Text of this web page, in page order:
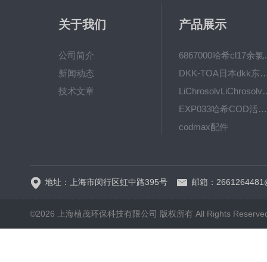
关于我们
公司简介
新闻动态
技术文章
产品展示
6867000
DKK-TOA日本dkk东亚电
EXP033哈希COD活塞泵价格 EXP033
codmax配件
地址：上海市闵行区虹中路395号 邮箱：
©2026 上海植茂环保科技有限公司 版权所有 All Rights